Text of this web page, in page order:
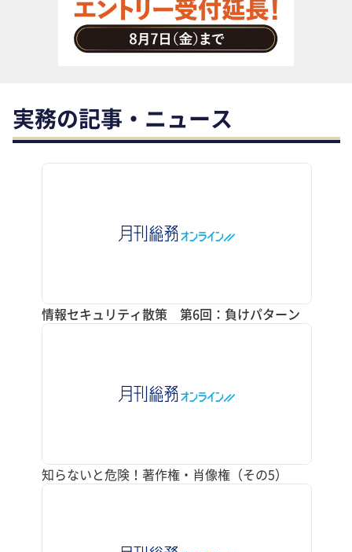
実務の記事・ニュース
情報セキュリティ散策 第6回：負けパターン
知らないと危険！著作権・肖像権（その5）